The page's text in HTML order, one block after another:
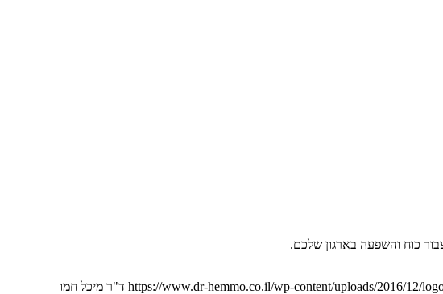
https://www.dr-hemmo.co.il/wp-content/uploads/2016/12/ ד"ר מיכל חמו